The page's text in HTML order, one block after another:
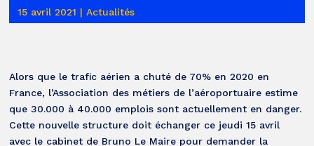
15 avril 2021 |Actualités
Alors que le trafic aérien a chuté de 70% en 2020 en
France, l’Association des métiers de l’aéroportuaire estime
que 30.000 à 40.000 emplois sont actuellement en danger.
Cette nouvelle structure doit échanger ce jeudi 15 avril
avec le cabinet de Bruno Le Maire pour demander la